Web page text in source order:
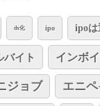
dx化 ipo ipoは
バイト インボ
ジョブ エニペ